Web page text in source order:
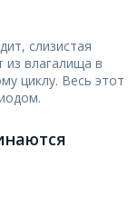
слизистая
из влагалища в
циклу. Весь этот